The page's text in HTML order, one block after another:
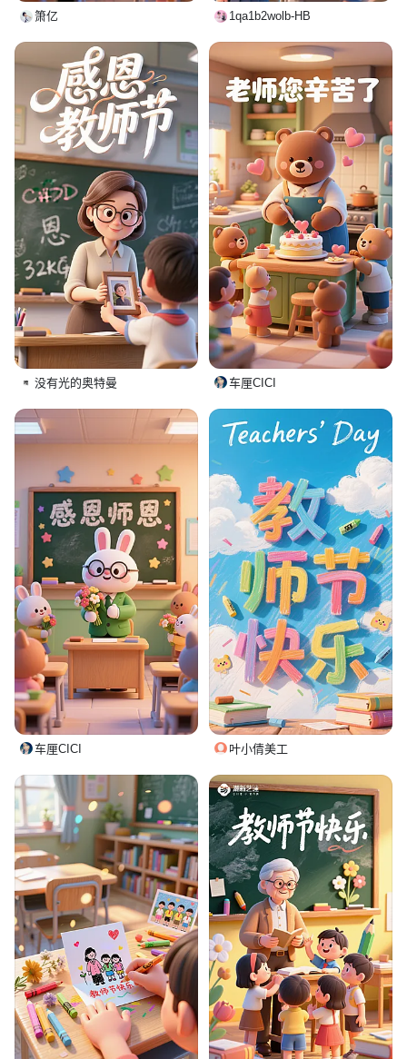
箫亿 1qa1b2wolb-HB
没有光的奥特曼 车厘CICI
车厘CICI 叶小倩美工